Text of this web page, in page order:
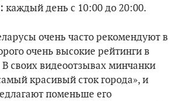
каждый день с 10:00 до 20:00.
очень часто рекомендуют в
очень высокие рейтинги в
В своих видеоотзывах минчанки
красивый сток города», и
поменьше его